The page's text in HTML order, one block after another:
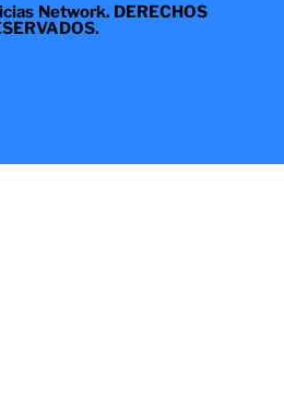
Network. DERECHOS